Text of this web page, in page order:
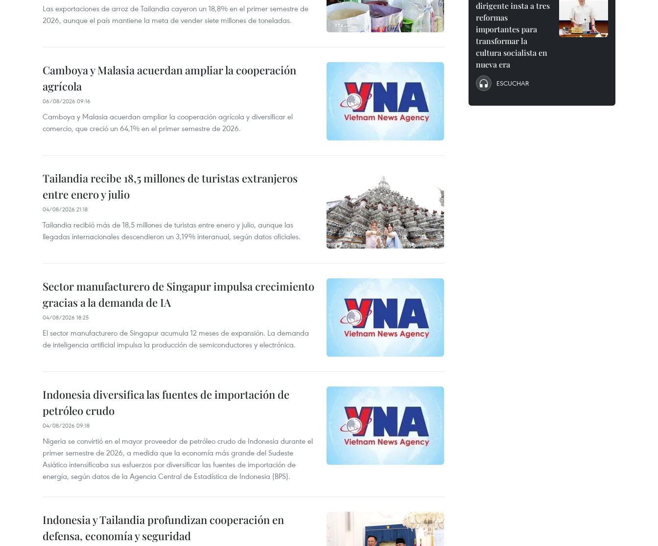
Las exportaciones de arroz de Tailandia cayeron un 18,8% en el primer semestre de
2026, aunque el país mantiene la meta de vender siete millones de toneladas.
Camboya y Malasia acuerdan ampliar la cooperación
agrícola
06/08/2026 09:16
Camboya y Malasia acuerdan ampliar la cooperación agrícola y diversificar el
comercio, que creció un 64,1% en el primer semestre de 2026.
Tailandia recibe 18,5 millones de turistas extranjeros
entre enero y julio
04/08/2026 21:18
Tailandia recibió más de 18,5 millones de turistas entre enero y julio, aunque las
llegadas internacionales descendieron un 3,19% interanual, según datos oficiales.
Sector manufacturero de Singapur impulsa crecimiento
gracias a la demanda de IA
04/08/2026 18:25
El sector manufacturero de Singapur acumula 12 meses de expansión. La demanda
de inteligencia artificial impulsa la producción de semiconductores y electrónica.
Indonesia diversifica las fuentes de importación de
petróleo crudo
04/08/2026 09:18
Nigeria se convirtió en el mayor proveedor de petróleo crudo de Indonesia durante el
primer semestre de 2026, a medida que la economía más grande del Sudeste
Asiático intensificaba sus esfuerzos por diversificar las fuentes de importación de
energía, según datos de la Agencia Central de Estadística de Indonesia (BPS).
Indonesia y Tailandia profundizan cooperación en
defensa, economía y seguridad
dirigente insta a tres
reformas
importantes para
transformar la
cultura socialista en
nueva era
ESCUCHAR